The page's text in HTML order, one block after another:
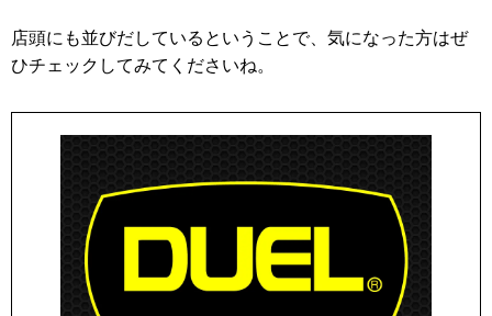
店頭にも並びだしているということで、気になった方はぜ
ひチェックしてみてくださいね。